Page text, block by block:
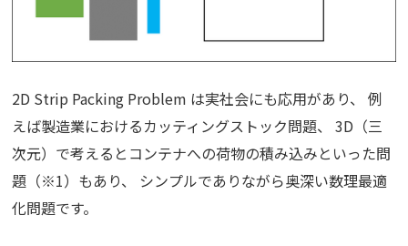
2D Strip Packing Problem は実社会にも応用があり、 例
えば製造業におけるカッティングストック問題、 3D（三
次元）で考えるとコンテナへの荷物の積み込みといった問
題（※1）もあり、 シンプルでありながら奥深い数理最適
化問題です。